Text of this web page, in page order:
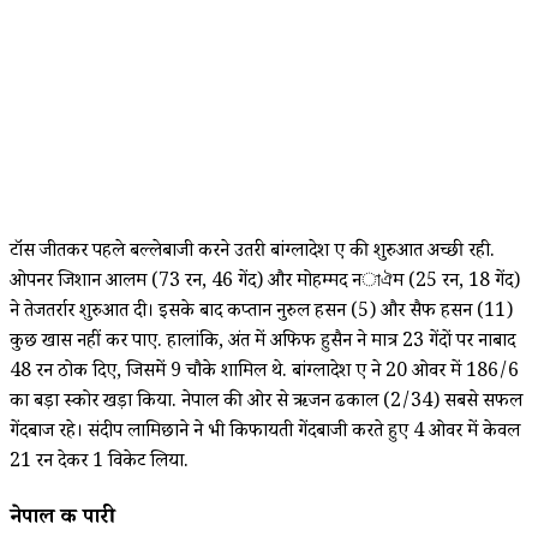
टॉस जीतकर पहले बल्लेबाजी करने उतरी बांग्लादेश ए की शुरुआत अच्छी रही.
ओपनर जिशान आलम (73 रन, 46 गेंद) और मोहम्मद नাঐम (25 रन, 18 गेंद)
ने तेजतर्रार शुरुआत दी। इसके बाद कप्तान नुरुल हसन (5) और सैफ हसन (11)
कुछ खास नहीं कर पाए. हालांकि, अंत में अफिफ हुसैन ने मात्र 23 गेंदों पर नाबाद
48 रन ठोक दिए, जिसमें 9 चौके शामिल थे. बांग्लादेश ए ने 20 ओवर में 186/6
का बड़ा स्कोर खड़ा किया. नेपाल की ओर से ऋजन ढकाल (2/34) सबसे सफल
गेंदबाज रहे। संदीप लामिछाने ने भी किफायती गेंदबाजी करते हुए 4 ओवर में केवल
21 रन देकर 1 विकेट लिया.
नेपाल की पारी